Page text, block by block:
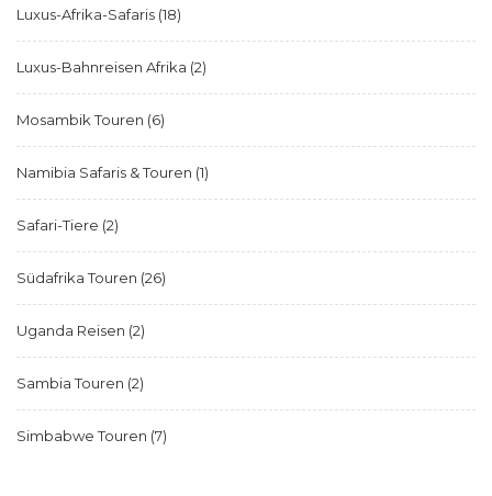
Luxus-Afrika-Safaris (18)
Luxus-Bahnreisen Afrika (2)
Mosambik Touren (6)
Namibia Safaris & Touren (1)
Safari-Tiere (2)
Südafrika Touren (26)
Uganda Reisen (2)
Sambia Touren (2)
Simbabwe Touren (7)